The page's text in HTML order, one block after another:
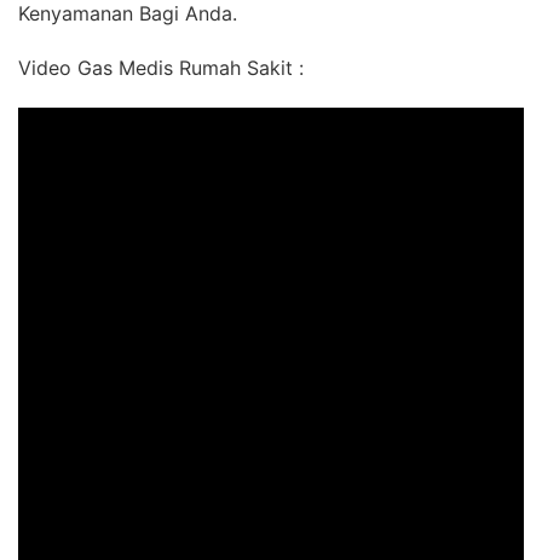
Kenyamanan Bagi Anda.
Video Gas Medis Rumah Sakit :